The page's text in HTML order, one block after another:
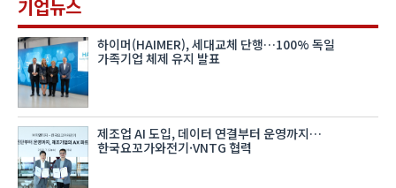
기업뉴스
하이머(HAIMER), 세대교체 단행…100% 독일
가족기업 체제 유지 발표
제조업 AI 도입, 데이터 연결부터 운영까지…
한국요꼬가와전기·VNTG 협력